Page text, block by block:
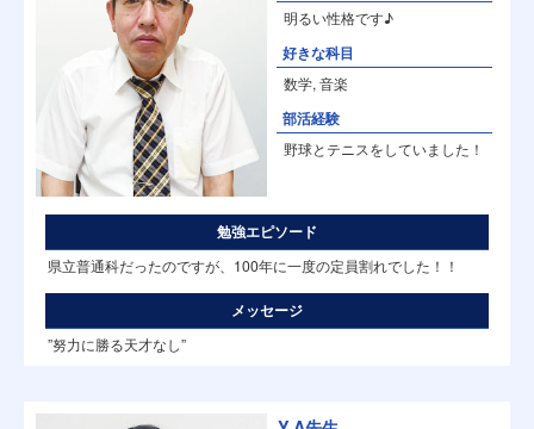
明るい性格です♪
好きな科目
数学, 音楽
部活経験
野球とテニスをしていました！
勉強エピソード
県立普通科だったのですが、100年に一度の定員割れでした！！
メッセージ
”努力に勝る天才なし”